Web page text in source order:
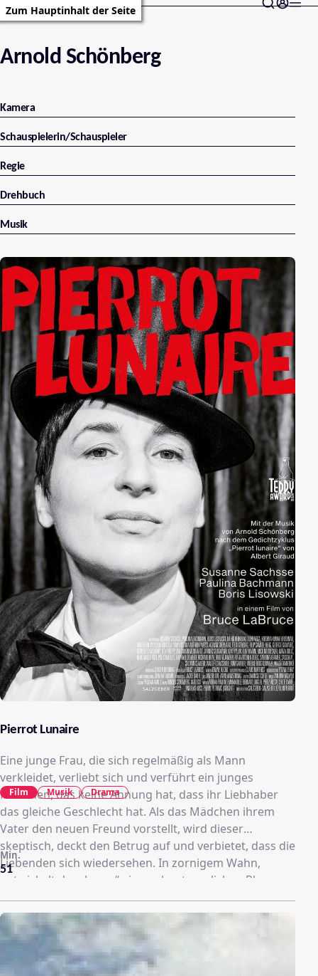
Zum Hauptinhalt der Seite
Arnold Schönberg
Kamera
Schauspielerin/Schauspieler
Regie
Drehbuch
Musik
Pierrot Lunaire
Eine junge Frau, die sich regelmäßig als Mann
verkleidet, verliebt sich und verführt ein junges
Mädchen, das keine Ahnung hat, dass ihr Liebhaber
das gleiche Geschlecht hat. Als das Mädchen ihrem
Vater den neuen Freund vorstellt, wird dieser
skeptisch, deckt den Betrug auf und verbietet, dass die
Liebenden sich wiedersehen. In zornigem Wahn,
entwickelt der „Junge“ einen abenteuerlichen Plan, um
dem Vater seiner Geliebten seine „Männlichkeit“ zu
beweisen.
51
Min.
Film Musik Drama